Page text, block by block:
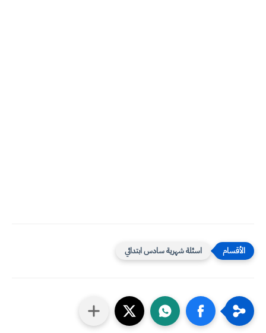
اسئلة شهرية سادس ابتدائي